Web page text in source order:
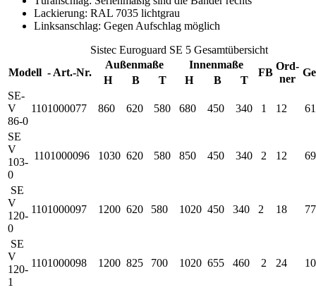
Lackierung: RAL 7035 lichtgrau
Linksanschlag: Gegen Aufschlag möglich
Sistec Euroguard SE 5 Gesamtübersicht
Modell - Art.-Nr.
Außenmaße Innenmaße
FB
Ord-
ner
H B T H B
T
SE-
V
86-0
1101000077 860 620 580 680 450 340 1 12
SE
V
103-
0
1101000096 1030 620 580 850 450 340 2 12
SE
V
120-
0
1101000097 1200 620 580 1020 450 340 2 18
SE
V
120-
1
1101000098 1200 825 700 1020 655 460 2 24